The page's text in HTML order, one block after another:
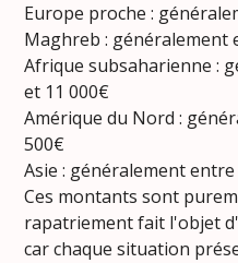
Europe proche :
Maghreb : généralement
Afrique subsaharienne :
et 11 000€
Amérique du Nord :
500€
Asie : généralement
Ces montants sont
rapatriement fait l'objet
car chaque situation